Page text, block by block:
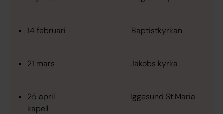
14 februari Baptistkyrkan
21 mars Jakobs kyrka
25 april Iggesund St.Maria
kapell